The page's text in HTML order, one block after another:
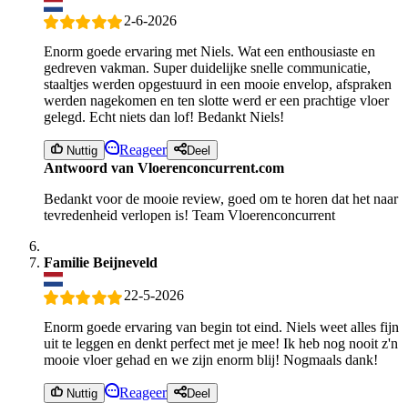
2-6-2026
Enorm goede ervaring met Niels. Wat een enthousiaste en
gedreven vakman. Super duidelijke snelle communicatie,
staaltjes werden opgestuurd in een mooie envelop, afspraken
werden nagekomen en ten slotte werd er een prachtige vloer
gelegd. Echt niets dan lof! Bedankt Niels!
Nuttig Reageer Deel
Antwoord van Vloerenconcurrent.com
Bedankt voor de mooie review, goed om te horen dat het naar
tevredenheid verlopen is! Team Vloerenconcurrent
Familie Beijneveld
22-5-2026
Enorm goede ervaring van begin tot eind. Niels weet alles fijn
uit te leggen en denkt perfect met je mee! Ik heb nog nooit z'n
mooie vloer gehad en we zijn enorm blij! Nogmaals dank!
Nuttig Reageer Deel